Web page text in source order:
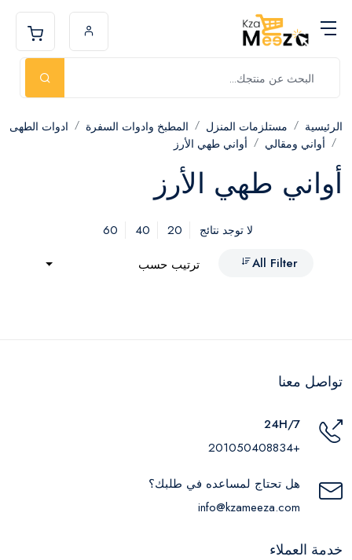
الرئيسية مستلزمات المنزل المطبخ وادوات السفرة
ادوات الطهى
أواني ومقالي
أواني طهي الأرز
أواني طهي الأرز
لا توجد نتائج 20
40
60
All Filter
ترتيب حسب
تواصل معنا
24H/7
+201050408834
هل تحتاج لمساعده في طلبك؟
info@kzameeza.com
خدمة العملاء